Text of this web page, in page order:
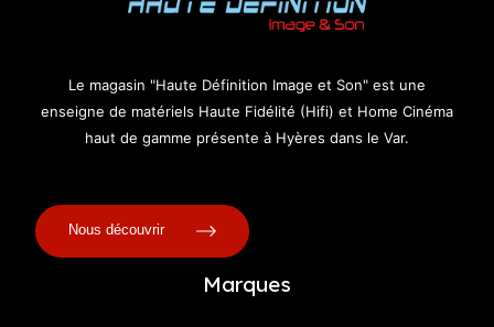
Le magasin "Haute Définition Image et Son" est une
enseigne de matériels Haute Fidélité (Hifi) et Home Cinéma
haut de gamme présente à Hyères dans le Var.
Nous découvrir
Marques